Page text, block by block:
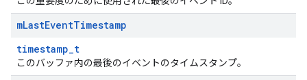
mLastEventTimestamp
timestamp_t
このバッファ内の最後のイベントのタイムスタンプ。